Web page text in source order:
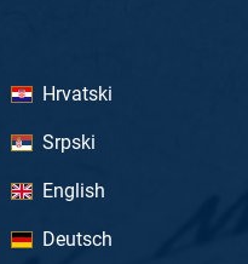
Hrvatski
Srpski
English
Deutsch